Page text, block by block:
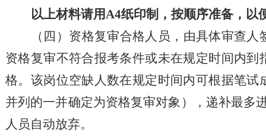
以上材料请用A4纸印制，按顺序准备，以
（四） 资格复审合格人员，由具体审查人
资格复审不符合报考条件或未在规定时间内
格。该岗位空缺人数在规定时间内可根据笔试
并列的一并确定为资格复审对象）
， 递补最多
人员自动放弃。